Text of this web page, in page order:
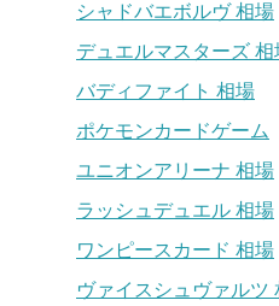
シャドバエボルヴ 相場
デュエルマスターズ 相
バディファイト 相場
ポケモンカードゲーム
ユニオンアリーナ 相場
ラッシュデュエル 相場
ワンピースカード 相場
ヴァイスシュヴァルツ